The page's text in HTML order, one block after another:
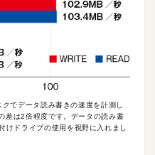
でデータ読み書きの速度を計測し
差は2倍程度です。データの読み書
けドライブの使用を視野に入れまし